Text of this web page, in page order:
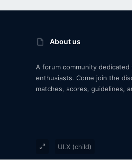
About us
A forum community dedicated
enthusiasts. Come join the
matches, scores, guidelines,
UI.X (child)